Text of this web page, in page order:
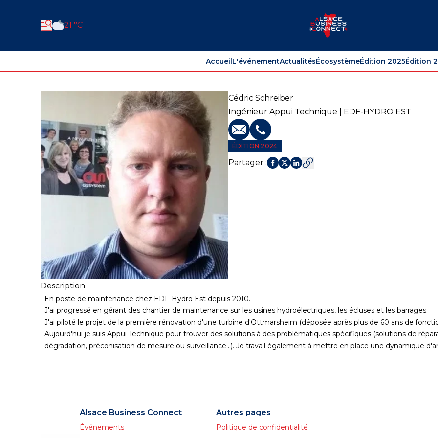
21 °C
AccueilL'événementActualitésÉcosystèmeÉdition 2025Édition
Cédric Schreiber
Ingénieur Appui Technique | EDF-HYDRO EST
E-mailTéléphone
ÉDITION 2024
Partager :
Description
En poste de maintenance chez EDF-Hydro Est depuis 2010.
J'ai progressé en gérant des chantier de maintenance sur les usines hydroélectriques, les écluses et les barrages.
J'ai piloté le projet de la première rénovation d'une turbine d'Ottmarsheim (déposée après plus de 60 ans de
Aujourd'hui je suis Appui Technique pour trouver des solutions à des problématiques spécifiques (solutions de
dégradation, préconisation de mesure ou surveillance...). Je travail également à mettre en place une dynamique
Alsace Business Connect
Événements
Autres pages
Politique de confidentialité